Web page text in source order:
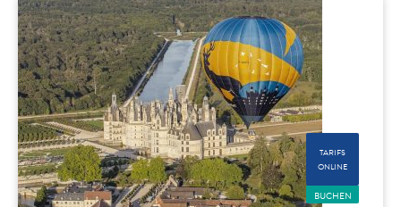
TARIFS
ONLINE
BUCHEN